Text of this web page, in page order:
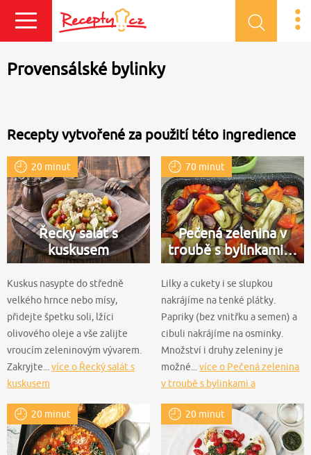
Přihlásit se
Provensálské bylinky
Recepty vytvořené za použití této ingredience
20 minut
Řecký salát s
kuskusem
Kuskus nasypte do středně
velkého hrnce nebo mísy,
přidejte špetku soli, lžíci
olivového oleje a vše zalijte
vroucím zeleninovým vývarem.
Zakryjte...více o Řecký salát s
kuskusem
70 minut
Pečená zelenina v
troubě s bylinkami…
Lilky a cukety i se slupkou
nakrájíme na tenké plátky.
Papriky (bez vnitřku a semen) a
cibuli nakrájíme na osminky.
Množství i druhy zeleniny je
možné...více o Pečená zelenina
v troubě s bylinkami a
20 minut
20 minut